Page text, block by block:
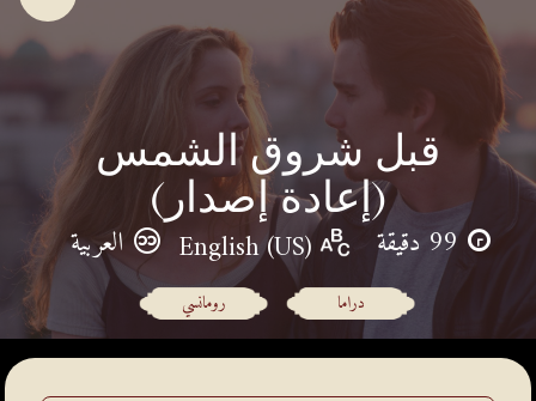
قبل شروق الشمس
(إعادة إصدار)
99 دقيقة English (US) العربية
دراما رومانسي